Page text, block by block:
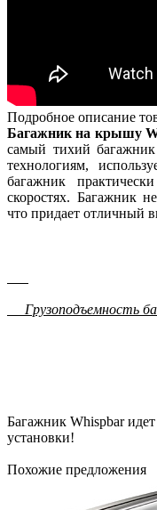
Подробное описание
Багажник на крышу
самый тихий
технологиям,
багажник
скоростях. Багажник
что придает отличный
Грузоподъемность
Багажник Whispbar
установки!
Похожие предложения